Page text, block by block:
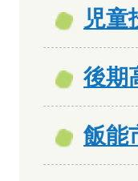
児童
後期
飯能